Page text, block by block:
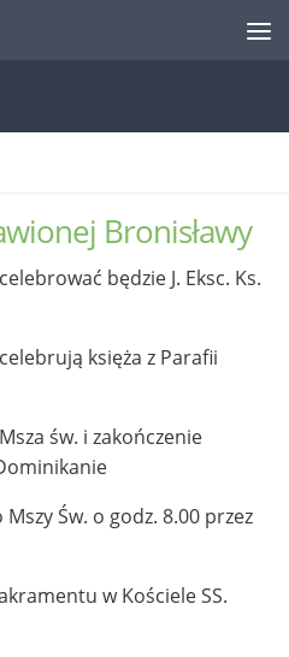
Bronisławy
będzie J. Eksc. Ks.
księża z Parafii
św. i zakończenie
Św. o godz. 8.00 przez
w Kościele SS.